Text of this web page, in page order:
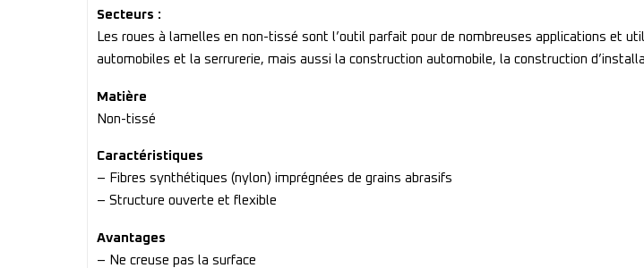
Secteurs :
Les roues à lamelles en non-tissé sont l’outil parfait pour de nombreuses applications et
automobiles et la serrurerie, mais aussi la construction automobile, la construction
Matière
Non-tissé
Caractéristiques
– Fibres synthétiques (nylon) imprégnées de grains abrasifs
– Structure ouverte et flexible
Avantages
– Ne creuse pas la surface